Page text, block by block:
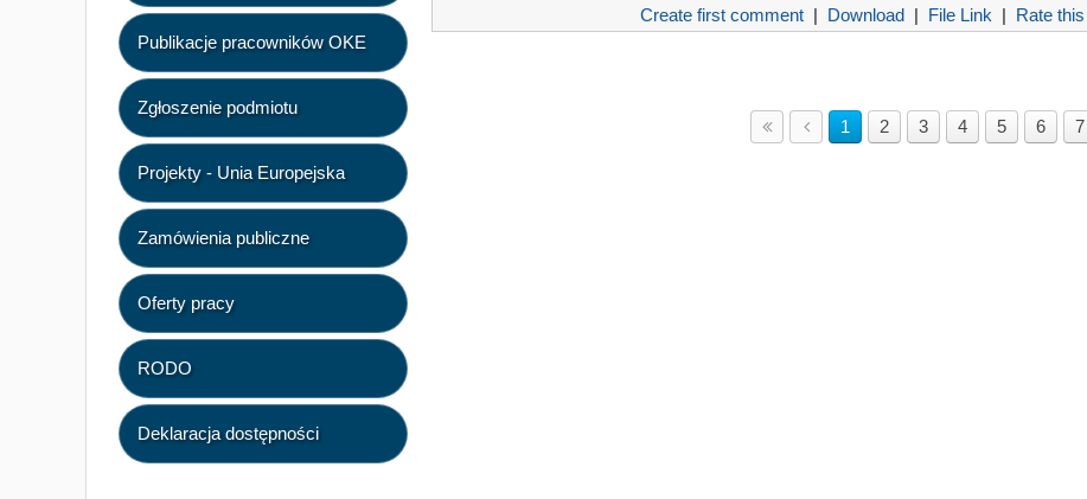
Create first comment | Download | File Link | Rate
1 2 3 4 5 6 7
Publikacje pracowników OKE
Zgłoszenie podmiotu
Projekty - Unia Europejska
Zamówienia publiczne
Oferty pracy
RODO
Deklaracja dostępności